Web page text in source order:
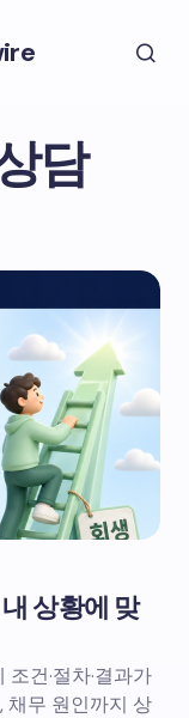
담
상황에 맞
건·절차·결과가
채무 원인까지 상